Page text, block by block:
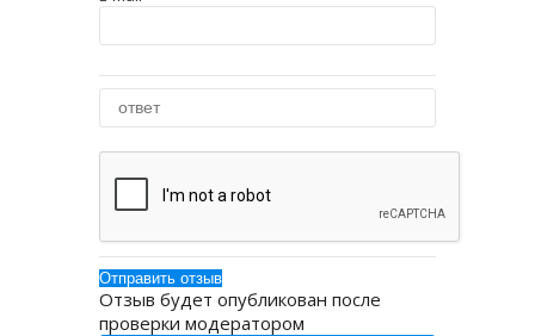
Отзыв будет опубликован после
проверки модератором